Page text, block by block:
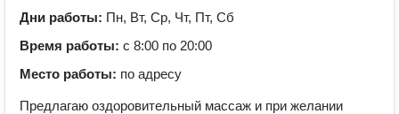
Дни работы: Пн, Вт, Ср, Чт, Пт, Сб
Время работы: с 8:00 по 20:00
Место работы: по адресу
Предлагаю оздоровительный массаж и при желании